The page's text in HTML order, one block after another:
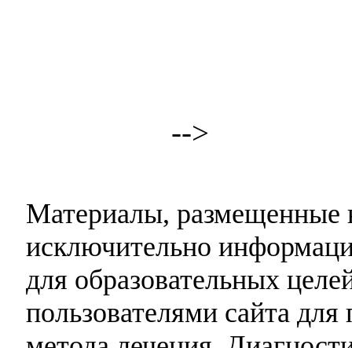
-->
Материалы, размещенные
исключительно
для образовательных
пользователями сайта